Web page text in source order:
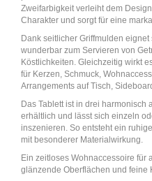
Zweifarbigkeit verleiht dem
Charakter und sorgt für eine
Dank seitlicher Griffmulden eignet
wunderbar zum Servieren von
Köstlichkeiten. Gleichzeitig wirkt
für Kerzen, Schmuck,
Arrangements auf Tisch,
Das Tablett ist in drei harmonisch
erhältlich und lässt sich einzeln
inszenieren. So entsteht ein
mit besonderer Materialwirkung.
Ein zeitloses Wohnaccessoire für
glänzende Oberflächen und feine